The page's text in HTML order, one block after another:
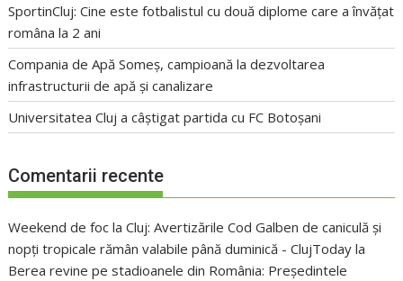
SportinCluj: Cine este fotbalistul cu două diplome care a învățat
româna la 2 ani
Compania de Apă Someș, campioană la dezvoltarea
infrastructurii de apă și canalizare
Universitatea Cluj a câștigat partida cu FC Botoșani
Comentarii recente
Weekend de foc la Cluj: Avertizările Cod Galben de caniculă și
nopți tropicale rămân valabile până duminică - ClujToday la
Berea revine pe stadioanele din România: Președintele